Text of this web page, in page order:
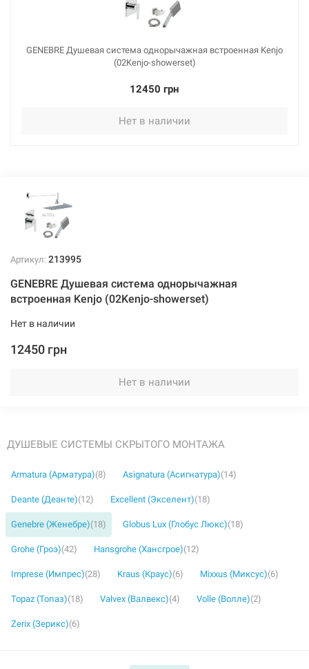
GENEBRE Душевая система однорычажная встроенная Kenjo
(02Kenjo-showerset)
12450 грн
Нет в наличии
Артикул: 213995
GENEBRE Душевая система однорычажная
встроенная Kenjo (02Kenjo-showerset)
Нет в наличии
12450 грн
Нет в наличии
ДУШЕВЫЕ СИСТЕМЫ СКРЫТОГО МОНТАЖА
Armatura (Арматура)(8) Asignatura (Асигнатура)(14)
Deante (Деанте)(12) Excellent (Экселент)(18)
Genebre (Женебре)(18) Globus Lux (Глобус Люкс)(18)
Grohe (Гроэ)(42) Hansgrohe (Хансгрое)(12)
Imprese (Импрес)(28) Kraus (Краус)(6) Mixxus (Миксус)(6)
Topaz (Топаз)(18) Valvex (Валвекс)(4) Volle (Волле)(2)
Zerix (Зерикс)(6)